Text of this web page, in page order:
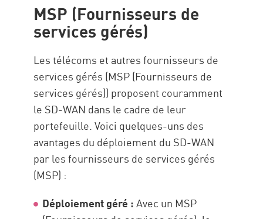
MSP (Fournisseurs de
services gérés)
Les télécoms et autres fournisseurs de
services gérés (MSP (Fournisseurs de
services gérés)) proposent couramment
le SD-WAN dans le cadre de leur
portefeuille. Voici quelques-uns des
avantages du déploiement du SD-WAN
par les fournisseurs de services gérés
(MSP) :
Déploiement géré :Avec un MSP